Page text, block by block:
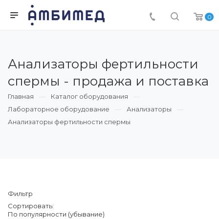
0
Анализаторы фертильности
спермы - продажа и поставка
Главная
Каталог оборудования
Лабораторное оборудование
Анализаторы
Анализаторы фертильности спермы
Фильтр
Сортировать:
По популярности (убывание)